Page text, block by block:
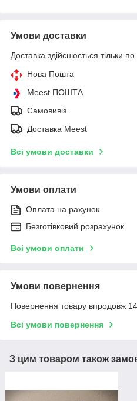
Умови доставки
Доставка здійснюється тільки
Нова Пошта
Meest ПОШТА
Самовивіз
Доставка Meest
Всі умови доставки
Умови оплати
Оплата на рахунок
Безготівковий розрахунок
Всі умови оплати
Умови повернення
Повернення товару впродовж
Всі умови повернення
З цим товаром також